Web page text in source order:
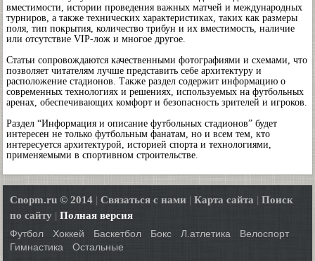
вместимости, истории проведения важных матчей и международных
турниров, а также технических характеристиках, таких как размеры
поля, тип покрытия, количество трибун и их вместимость, наличие
или отсутствие VIP-лож и многое другое.
Статьи сопровождаются качественными фотографиями и схемами, что
позволяет читателям лучше представить себе архитектуру и
расположение стадионов. Также раздел содержит информацию о
современных технологиях и решениях, используемых на футбольных
аренах, обеспечивающих комфорт и безопасность зрителей и игроков.
Раздел “Информация и описание футбольных стадионов” будет
интересен не только футбольным фанатам, но и всем тем, кто
интересуется архитектурой, историей спорта и технологиями,
применяемыми в спортивном строительстве.
Cnopm.ru © 2014 | Связаться с нами | Карта сайта | Поиск
по сайту | Полная версия
Футбол
Хоккей Баскетбол Бокс Л.атлетика
Велоспорт
Гимнастика
Остальные